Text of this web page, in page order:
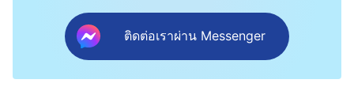
แทงทะลุหน้าอก ฉันไม่สามารถอธิบายความรู้สึกนั้น
ออกมาเป็นคำพูดได้ ฉันกลับบ้านอย่างหดหู่และทาน
อาหารเย็นไม่ลง คืนนั้นฉันกระสับกระส่ายนอนไม่หลับ
ติดต่อเราผ่าน Messenger